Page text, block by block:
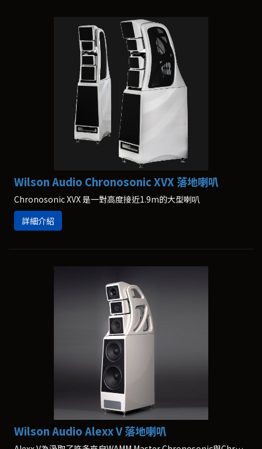
Wilson Audio Chronosonic XVX 落地喇叭
Chronosonic XVX 是一對高度接近1.9m的大型喇叭
詳細介紹
Wilson Audio Alexx V 落地喇叭